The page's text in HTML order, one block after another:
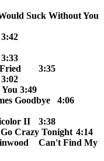
Suck Without You
3:42
3:33
3:35
3:02
3:49
Goodbye
4:06
II
3:38
Crazy Tonight 4:14
Can't Find My